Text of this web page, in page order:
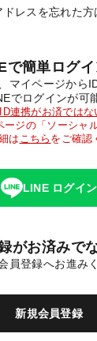
ドレスを忘れた方
で簡単ログイ
マイページから
でログインが可
連携がお済ではな
ジの「ソーシャ
は こちら をご確認
LINE ログイン
がお済みで
員登録へお進み
新規会員登録